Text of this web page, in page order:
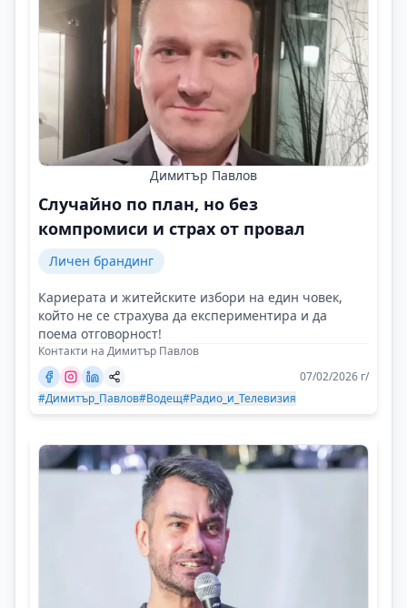
Димитър Павлов
Случайно по план, но без
компромиси и страх от провал
Личен брандинг
Кариерата и житейските избори на един човек,
който не се страхува да експериментира и да
поема отговорност!
Контакти на Димитър Павлов
07/02/2026 г/
#Димитър_Павлов#Водещ#Радио_и_Телевизия